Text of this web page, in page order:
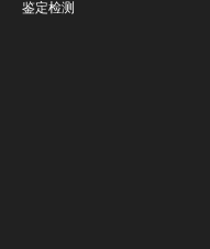
鉴定检测